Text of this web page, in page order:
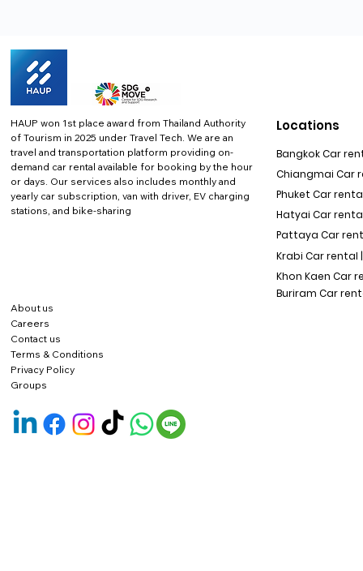
HAUP won 1st place award from Thailand Authority
of Tourism in 2025 under Travel Tech. We are an
travel and transportation platform providing on-
demand car rental available for booking by the hour
or days. Our services also includes monthly and
yearly car subscription, van with driver, EV charging
stations, and bike-sharing
About us
Careers
Contact us
Terms & Conditions
Privacy Policy
Locations
Bangkok Car
Chiangmai Car
Phuket Car rental
Hatyai Car
Pattaya Car
Krabi Car rental |
Khon Kaen Car
Buriram Car
Groups